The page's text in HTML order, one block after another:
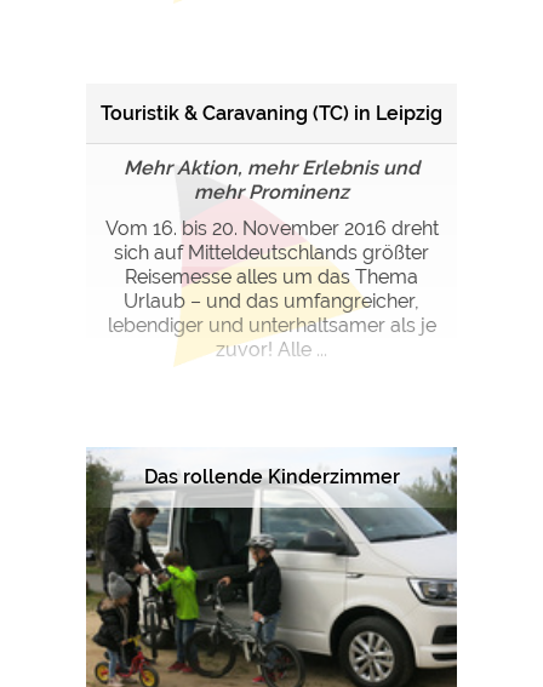
Touristik & Caravaning (TC) in Leipzig
Mehr Aktion, mehr Erlebnis und
mehr Prominenz
Vom 16. bis 20. November 2016 dreht
sich auf Mitteldeutschlands größter
Reisemesse alles um das Thema
Urlaub – und das umfangreicher,
lebendiger und unterhaltsamer als je
zuvor! Alle ...
Das rollende Kinderzimmer